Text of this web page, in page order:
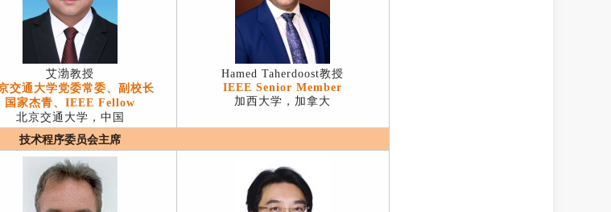
艾渤教授
交通大学党委常委、副校长
国家杰青、IEEE Fellow
北京交通大学，中国
Hamed Taherdoost教授
IEEE Senior Member
加西大学，加拿大
技术程序委员会主席